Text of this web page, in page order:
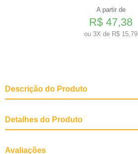
A partir de
R$ 47,38
ou 3X de R$ 15,79
Descrição do Produto
Detalhes do Produto
Todas as Fases
Avaliações